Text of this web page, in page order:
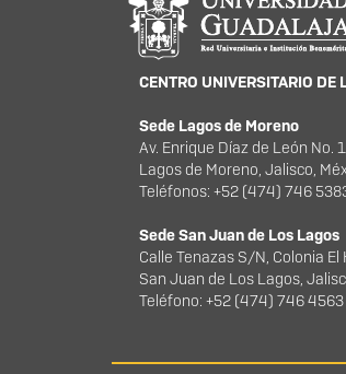
CENTRO UNIVERSITARIO DE
Sede Lagos de Moreno
Av. Enrique Díaz de León No.
Lagos de Moreno, Jalisco,
Teléfonos: +52 (474) 746
Sede San Juan de Los Lagos
Calle Tenazas S/N, Colonia
San Juan de Los Lagos,
Teléfono: +52 (474) 746